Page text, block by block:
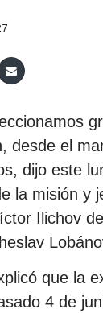
desde el
dijo este
la misión y
Ilichov
que la
4 de